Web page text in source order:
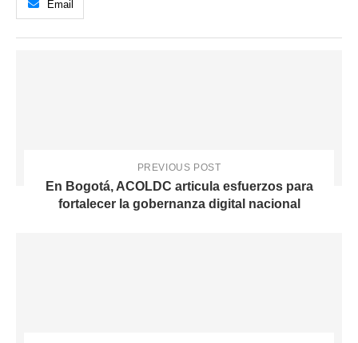
Email
PREVIOUS POST
En Bogotá, ACOLDC articula esfuerzos para
fortalecer la gobernanza digital nacional